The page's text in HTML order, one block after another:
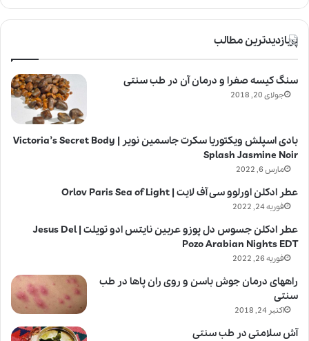
پربازدیدترین مطالب
سنگ کیسه صفرا و درمان آن در طب سنتی
جولای 20, 2018
بادی اسپلش ویکتوریا سکرت جاسمین نویر | Victoria’s Secret Body
Splash Jasmine Noir
مارس 6, 2022
عطر ادکلن اورلوو سی آف لایت | Orlov Paris Sea of Light
فوریه 24, 2022
عطر ادکلن جسوس دل پوزو عربین نایتس ادو تویلت | Jesus Del
Pozo Arabian Nights EDT
فوریه 26, 2022
راههای درمان جوش باسن و روی ران پاها در طب
سنتی
اکتبر 24, 2018
آش سلامتی در طب سنتی